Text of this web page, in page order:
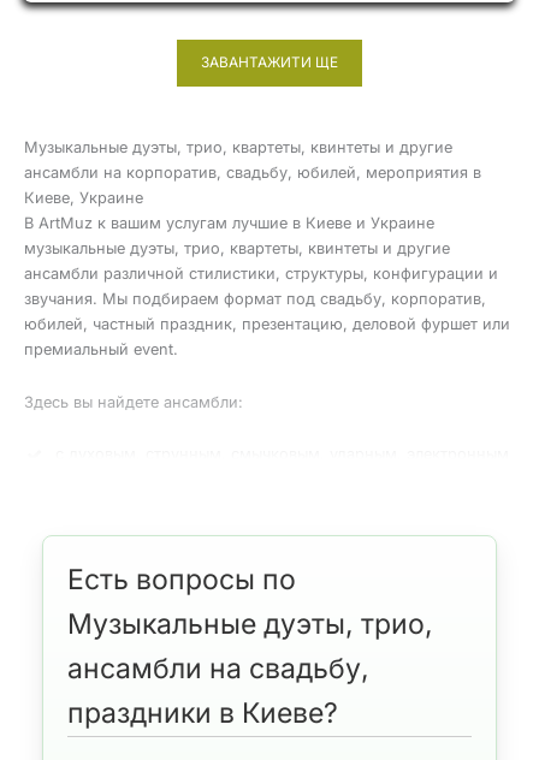
ЗАВАНТАЖИТИ ЩЕ
Музыкальные дуэты, трио, квартеты, квинтеты и другие
ансамбли на корпоратив, свадьбу, юбилей, мероприятия в
Киеве, Украине
В ArtMuz к вашим услугам лучшие в Киеве и Украине
музыкальные дуэты, трио, квартеты, квинтеты и другие
ансамбли различной стилистики, структуры, конфигурации и
звучания. Мы подбираем формат под свадьбу, корпоратив,
юбилей, частный праздник, презентацию, деловой фуршет или
премиальный event.
Здесь вы найдете ансамбли:
форматов до электро-квартетов);
высоким профессиональным уровнем.
Конфигурации музыкальных коллективов
Оригинальные составы и их преимущества. Сегодня особенно
Есть вопросы по
Музыкальные дуэты, трио,
ансамбли на свадьбу,
праздники в Киеве?